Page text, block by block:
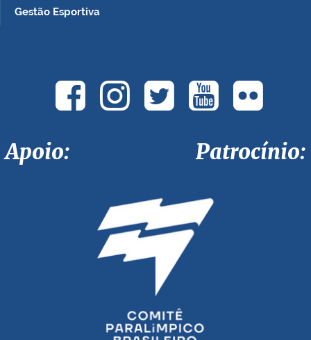
Gestão Esportiva
Apoio: Patrocínio: